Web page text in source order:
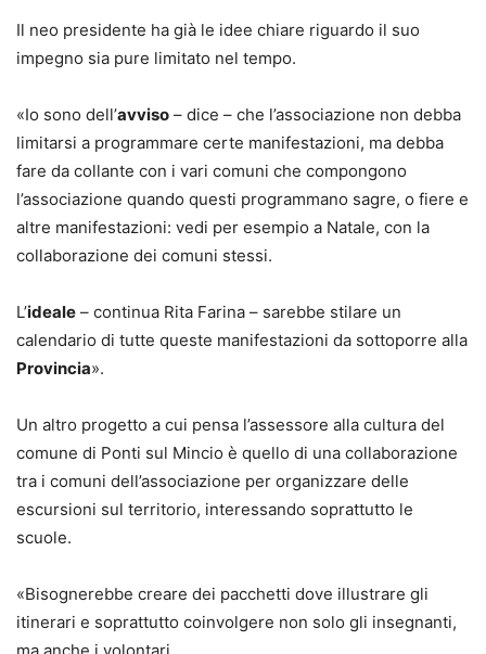
Il neo presidente ha già le idee chiare riguardo il suo
impegno sia pure limitato nel tempo.
«Io sono dell’avviso – dice – che l’associazione non debba
limitarsi a programmare certe manifestazioni, ma debba
fare da collante con i vari comuni che compongono
l’associazione quando questi programmano sagre, o fiere e
altre manifestazioni: vedi per esempio a Natale, con la
collaborazione dei comuni stessi.
L’ideale – continua Rita Farina – sarebbe stilare un
calendario di tutte queste manifestazioni da sottoporre alla
Provincia».
Un altro progetto a cui pensa l’assessore alla cultura del
comune di Ponti sul Mincio è quello di una collaborazione
tra i comuni dell’associazione per organizzare delle
escursioni sul territorio, interessando soprattutto le
scuole.
«Bisognerebbe creare dei pacchetti dove illustrare gli
itinerari e soprattutto coinvolgere non solo gli insegnanti,